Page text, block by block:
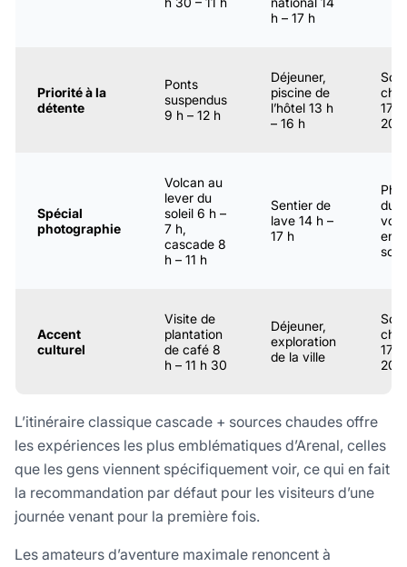
h – 17 h
Priorité à la
détente
Ponts
suspendus
9 h – 12 h
Déjeuner,
piscine de
l’hôtel 13 h
– 16 h
17 h
20 h
Spécial
photographie
Volcan au
lever du
soleil 6 h –
7 h,
cascade 8
h – 11 h
Sentier de
lave 14 h –
17 h
du
en
Accent
culturel
Visite de
plantation
de café 8
h – 11 h 30
Déjeuner,
exploration
de la ville
17 h
20 h
L’itinéraire classique cascade + sources chaudes offre
les expériences les plus emblématiques d’Arenal, celles
que les gens viennent spécifiquement voir, ce qui en fait
la recommandation par défaut pour les visiteurs d’une
journée venant pour la première fois.
Les amateurs d’aventure maximale renoncent à